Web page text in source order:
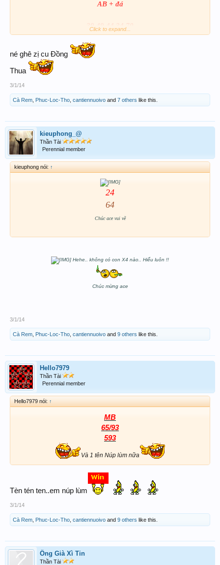
AB + đá
39 49 44 34 70
B nuôi 58 lót A
Click to expand...
né ghê zị cu Đồng
Thua
3/1/14
Cà Rem Phuc-Loc-Tho cantiennuoivo and 7 others like this.
kieuphong_@
Thần Tài
Perennial member
kieuphong nói: ↑
24
64
Chúc ace vui vẽ
Hehe.. không có con X4 nào.. Hiểu luôn !!
Chúc mừng ace
3/1/14
Cà Rem Phuc-Loc-Tho cantiennuoivo and 9 others like this.
Hello7979
Thần Tài
Perennial member
Hello7979 nói: ↑
MB
65/93
593
Và 1 tên Núp lùm nữa
Tèn tén ten..em núp lùm
3/1/14
Cà Rem Phuc-Loc-Tho cantiennuoivo and 9 others like this.
Ông Già Xì Tin
Thần Tài